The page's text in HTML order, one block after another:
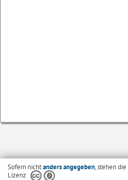
Sofern nichtanders angegeben, stehen
Lizenz